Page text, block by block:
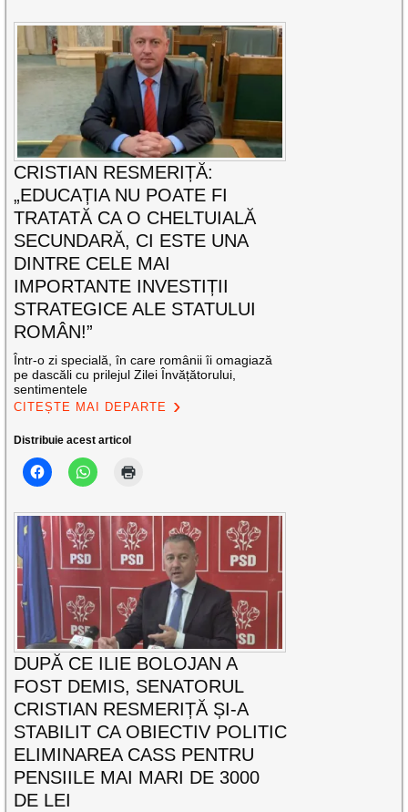
CRISTIAN RESMERIȚĂ:
„EDUCAȚIA NU POATE FI
TRATATĂ CA O CHELTUIALĂ
SECUNDARĂ, CI ESTE UNA
DINTRE CELE MAI
IMPORTANTE INVESTIȚII
STRATEGICE ALE STATULUI
ROMÂN!”
Într-o zi specială, în care românii îi omagiază
pe dascăli cu prilejul Zilei Învățătorului,
sentimentele
CITEȘTE MAI DEPARTE
Distribuie acest articol
DUPĂ CE ILIE BOLOJAN A
FOST DEMIS, SENATORUL
CRISTIAN RESMERIȚĂ ȘI-A
STABILIT CA OBIECTIV POLITIC
ELIMINAREA CASS PENTRU
PENSIILE MAI MARI DE 3000
DE LEI